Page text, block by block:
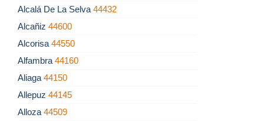
Alcalá De La Selva 44432
Alcañiz 44600
Alcorisa 44550
Alfambra 44160
Aliaga 44150
Allepuz 44145
Alloza 44509